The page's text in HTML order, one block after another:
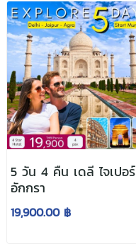
5 วัน 4 คืน เดลี ไจเปอร์
อักกรา
19,900.00 ฿